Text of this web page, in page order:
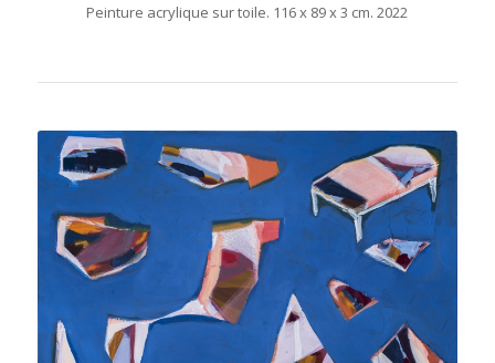
Peinture acrylique sur toile. 116 x 89 x 3 cm. 2022